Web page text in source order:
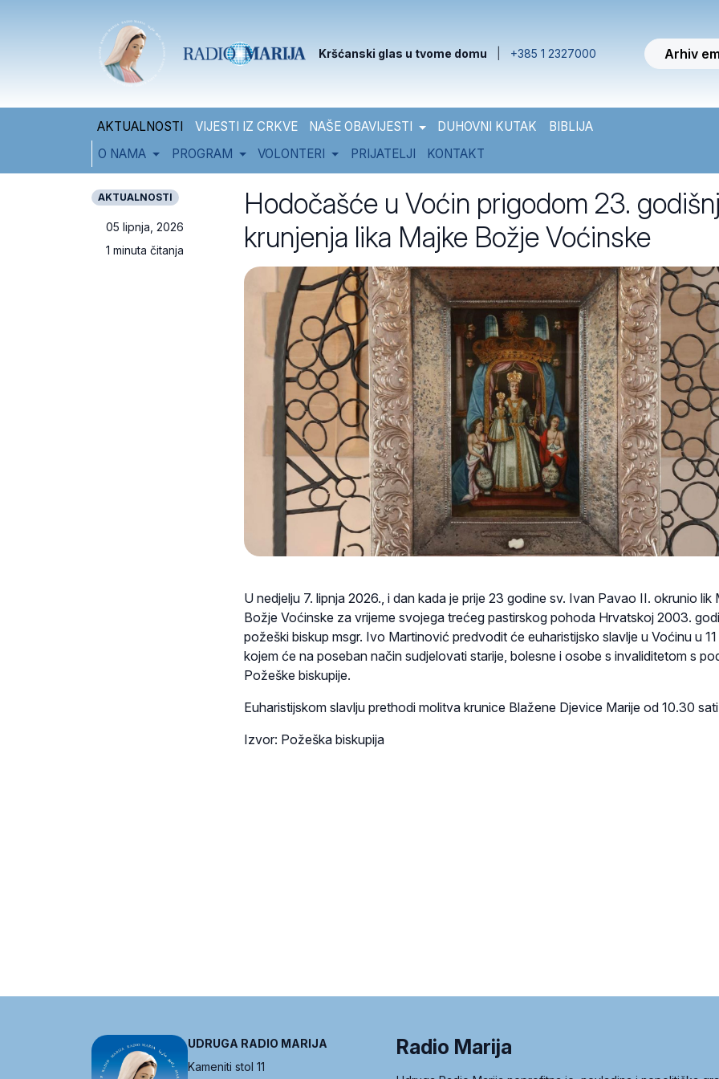
Kršćanski glas u tvome domu +385 1 2327000 Arhiv
AKTUALNOSTI VIJESTI IZ CRKVE NAŠE OBAVIJESTI DUHOVNI KUTAK
BIBLIJA
O NAMA
PROGRAM VOLONTERI PRIJATELJI KONTAKT
AKTUALNOSTI
05 lipnja, 2026
1 minuta čitanja
Hodočašće u Voćin prigodom 23.
krunjenja lika Majke Božje Voćinske
U nedjelju 7. lipnja 2026., i dan kada je prije 23 godine sv. Ivan Pavao II. okrunio lik
Božje Voćinske za vrijeme svojega trećeg pastirskog pohoda Hrvatskoj 2003.
požeški biskup msgr. Ivo Martinović predvodit će euharistijsko slavlje u Voćinu u
kojem će na poseban način sudjelovati starije, bolesne i osobe s invaliditetom s
Požeške biskupije.
Euharistijskom slavlju prethodi molitva krunice Blažene Djevice Marije od 10.30
Izvor: Požeška biskupija
UDRUGA RADIO MARIJA
Kameniti stol 11
Radio Marija